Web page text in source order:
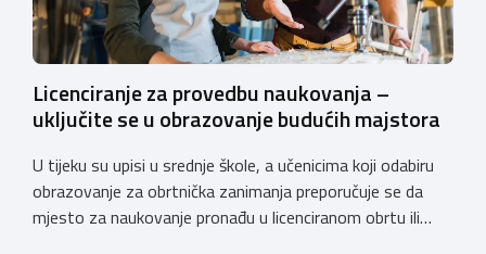
Licenciranje za provedbu naukovanja –
uključite se u obrazovanje budućih majstora
U tijeku su upisi u srednje škole, a učenicima koji odabiru
obrazovanje za obrtnička zanimanja preporučuje se da
mjesto za naukovanje pronađu u licenciranom obrtu ili